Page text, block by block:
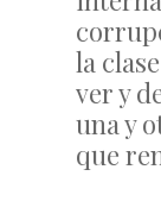
la
ver y
una y
que